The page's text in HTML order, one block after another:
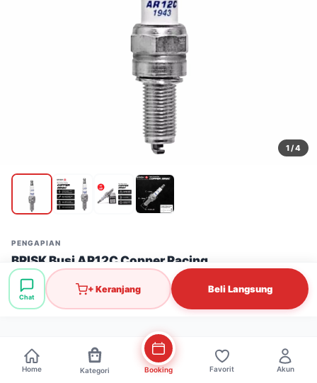
1/ 4
PENGAPIAN
BRISK Busi AR12C Copper Racing
Stok: 21 pcs
Rp70.000
Chat
+ Keranjang Beli Langsung
Home Kategori Booking Favorit Akun